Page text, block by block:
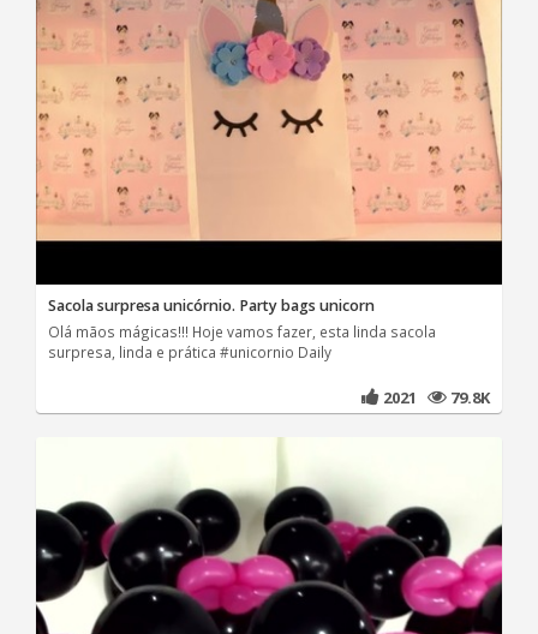
Sacola surpresa unicórnio. Party bags unicorn
Olá mãos mágicas!!! Hoje vamos fazer, esta linda sacola
surpresa, linda e prática #unicornio Daily
2021 79.8K